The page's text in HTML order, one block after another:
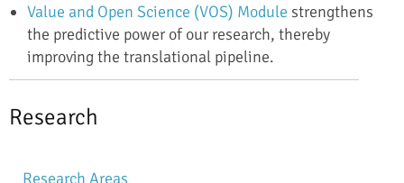
Value and Open Science (VOS) Module strengthens
the predictive power of our research, thereby
improving the translational pipeline.
Research
SkipResearch Areas